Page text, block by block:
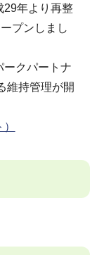
29年より再整
プンしまし
ークパートナ
維持管理が開